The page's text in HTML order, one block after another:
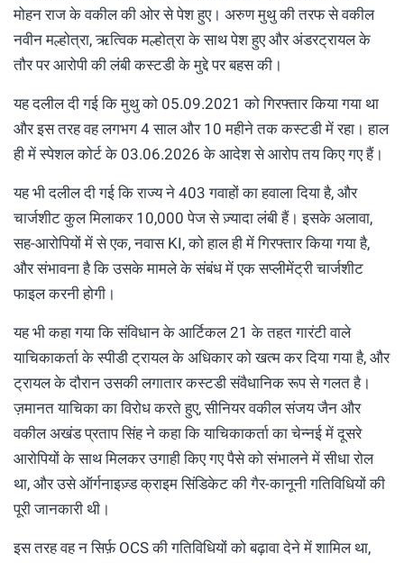
मोहन राज के वकील की ओर से पेश हुए। अरुण मुथु की तरफ से वकील
नवीन मल्होत्रा, ऋत्विक मल्होत्रा ​​के साथ पेश हुए और अंडरट्रायल के
तौर पर आरोपी की लंबी कस्टडी के मुद्दे पर बहस की।
यह दलील दी गई कि मुथु को 05.09.2021 को गिरफ्तार किया गया था
और इस तरह वह लगभग 4 साल और 10 महीने तक कस्टडी में रहा। हाल
ही में स्पेशल कोर्ट के 03.06.2026 के आदेश से आरोप तय किए गए हैं।
यह भी दलील दी गई कि राज्य ने 403 गवाहों का हवाला दिया है, और
चार्जशीट कुल मिलाकर 10,000 पेज से ज़्यादा लंबी हैं। इसके अलावा,
सह-आरोपियों में से एक, नवास KI, को हाल ही में गिरफ्तार किया गया है,
और संभावना है कि उसके मामले के संबंध में एक सप्लीमेंट्री चार्जशीट
फाइल करनी होगी।
यह भी कहा गया कि संविधान के आर्टिकल 21 के तहत गारंटी वाले
याचिकाकर्ता के स्पीडी ट्रायल के अधिकार को खत्म कर दिया गया है, और
ट्रायल के दौरान उसकी लगातार कस्टडी संवैधानिक रूप से गलत है।
ज़मानत याचिका का विरोध करते हुए, सीनियर वकील संजय जैन और
वकील अखंड प्रताप सिंह ने कहा कि याचिकाकर्ता का चेन्नई में दूसरे
आरोपियों के साथ मिलकर उगाही किए गए पैसे को संभालने में सीधा रोल
था, और उसे ऑर्गनाइज़्ड क्राइम सिंडिकेट की गैर-कानूनी गतिविधियों की
पूरी जानकारी थी।
इस तरह वह न सिर्फ़ OCS की गतिविधियों को बढ़ावा देने में शामिल था,